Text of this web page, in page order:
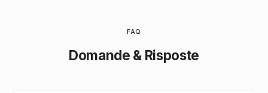
FAQ
Domande & Risposte